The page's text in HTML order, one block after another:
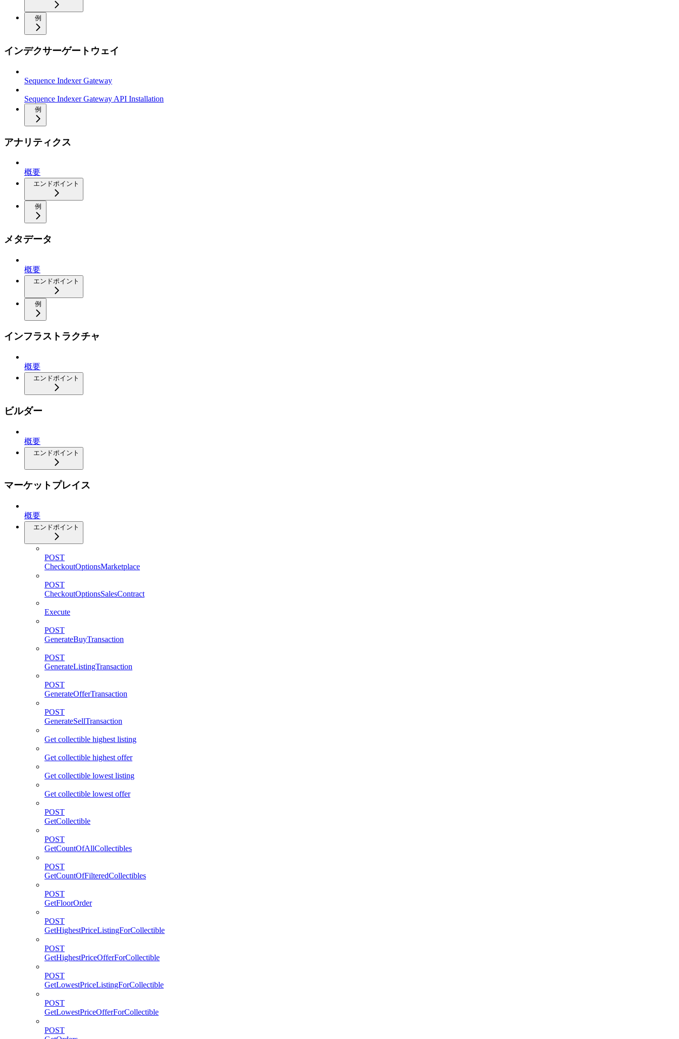
例
インデクサーゲートウェイ
Sequence Indexer Gateway
Sequence Indexer Gateway API Installation
例
アナリティクス
概要
エンドポイント
例
メタデータ
概要
エンドポイント
例
インフラストラクチャ
概要
エンドポイント
ビルダー
概要
エンドポイント
マーケットプレイス
概要
エンドポイント
POST
CheckoutOptionsMarketplace
POST
CheckoutOptionsSalesContract
Execute
POST
GenerateBuyTransaction
POST
GenerateListingTransaction
POST
GenerateOfferTransaction
POST
GenerateSellTransaction
Get collectible highest listing
Get collectible highest offer
Get collectible lowest listing
Get collectible lowest offer
POST
GetCollectible
POST
GetCountOfAllCollectibles
POST
GetCountOfFilteredCollectibles
POST
GetFloorOrder
POST
GetHighestPriceListingForCollectible
POST
GetHighestPriceOfferForCollectible
POST
GetLowestPriceListingForCollectible
POST
GetLowestPriceOfferForCollectible
POST